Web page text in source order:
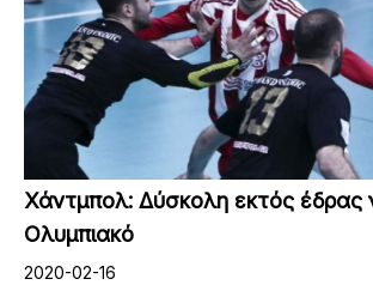
Χάντμπολ: Δύσκολη εκτός έδρας
Ολυμπιακό
2020-02-16